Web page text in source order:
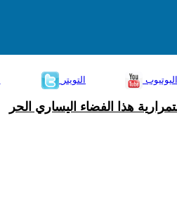
التويتر اليوتيوب
هذا الفضاء اليساري الحر